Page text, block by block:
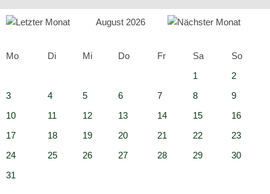
August 2026
Mo Di Mi Do Fr Sa
So
1
2
3
4 5 6 7 8
9
10
11 12 13 14 15
16
17
18 19 20 21 22
23
24
25 26 27 28 29
30
31